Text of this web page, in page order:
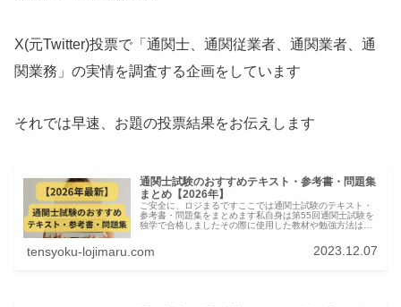
X(元Twitter)投票で「通関士、通関従業者、通関業者、通
関業務」の実情を調査する企画をしています
それでは早速、お題の投票結果をお伝えします
通関士試験のおすすめテキスト・参考書・問題集
まとめ【2026年】
ご安全に、ロジまるですここでは通関士試験のテキスト・
参考書・問題集をまとめます私自身は第55回通関士試験を
独学で合格しましたその際に使用した教材や勉強方法は下
tensyoku-lojimaru.com 2023.12.07